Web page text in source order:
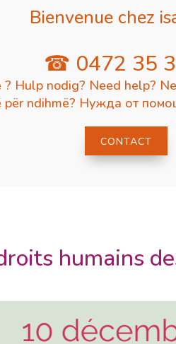
Bienvenue chez
☎ 0472 35
Hulp nodig? Need help?
për ndihmë? Нужда от
CONTACT
humains